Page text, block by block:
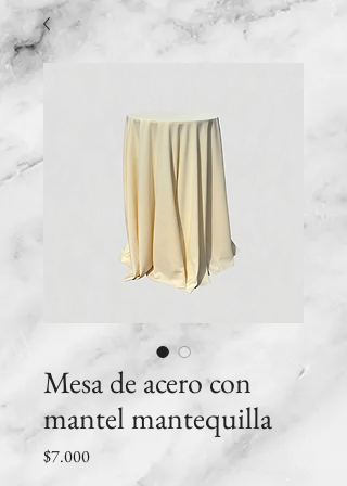
Mesa de acero con
mantel mantequilla
$7.000Precio